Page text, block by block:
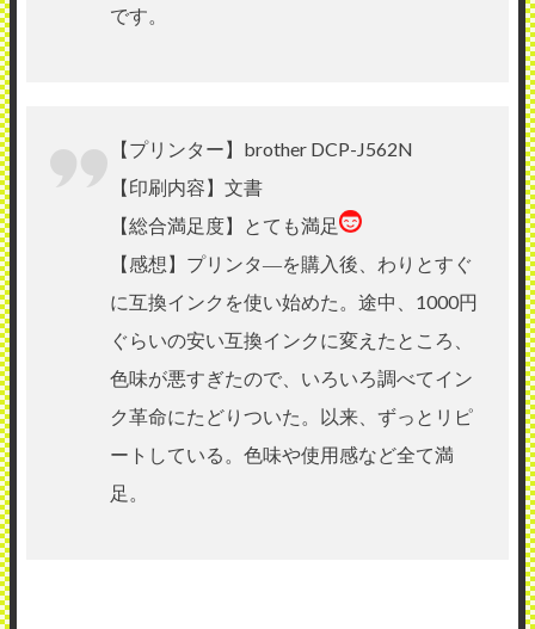
です。
【プリンター】brother DCP-J562N
【印刷内容】文書
【総合満足度】とても満足
【感想】プリンタ―を購入後、わりとすぐ
に互換インクを使い始めた。途中、1000円
ぐらいの安い互換インクに変えたところ、
色味が悪すぎたので、いろいろ調べてイン
ク革命にたどりついた。以来、ずっとリピ
ートしている。色味や使用感など全て満
足。